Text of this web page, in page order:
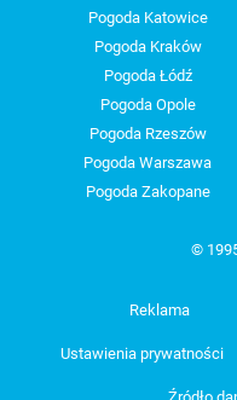
Pogoda Katowice
Pogoda Kraków
Pogoda Łódź
Pogoda Opole
Pogoda Rzeszów
Pogoda Warszawa
Pogoda Zakopane
©
Reklama
Ustawienia prywatności